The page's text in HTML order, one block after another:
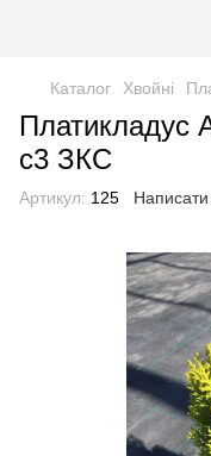
Каталог Хвойні
Платикладус
с3 ЗКС
Артикул: 125 Написати